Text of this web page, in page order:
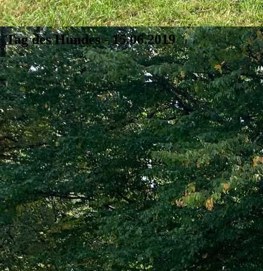
Tag des Hundes - 15.06.2019